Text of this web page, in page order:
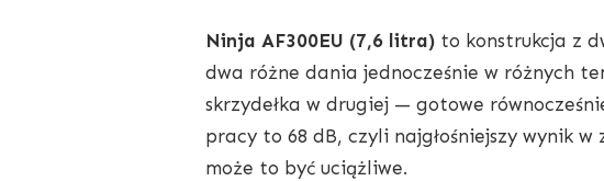
Ninja AF300EU (7,6 litra) to konstrukcja z
dwa różne dania jednocześnie w różnych
skrzydełka w drugiej — gotowe
pracy to 68 dB, czyli najgłośniejszy wynik
może to być uciążliwe.